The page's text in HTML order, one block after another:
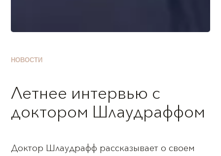
НОВОСТИ
Летнее интервью с
доктором Шлаудраффом
Доктор Шлаудрафф рассказывает о своем